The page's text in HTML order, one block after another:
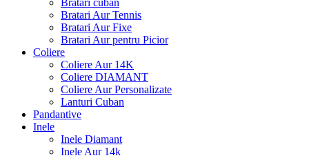
Bratari cuban
Bratari Aur Tennis
Bratari Aur Fixe
Bratari Aur pentru Picior
Coliere
Coliere Aur 14K
Coliere DIAMANT
Coliere Aur Personalizate
Lanturi Cuban
Pandantive
Inele
Inele Diamant
Inele Aur 14k